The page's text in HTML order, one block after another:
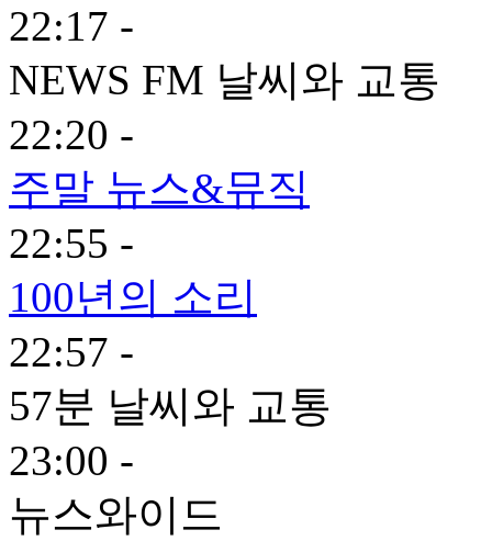
22:17 -
NEWS FM 날씨와 교통
22:20 -
주말 뉴스&뮤직
22:55 -
100년의 소리
22:57 -
57분 날씨와 교통
23:00 -
뉴스와이드